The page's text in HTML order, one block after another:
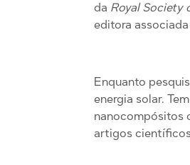
da Royal Society
editora
Enquanto
energia solar.
nanocompósitos
artigos